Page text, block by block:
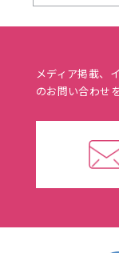
メディア掲載、
のお問い合わせ